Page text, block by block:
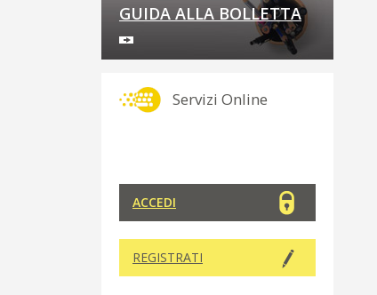
GUIDA ALLA BOLLETTA
Servizi Online
ACCEDI
REGISTRATI